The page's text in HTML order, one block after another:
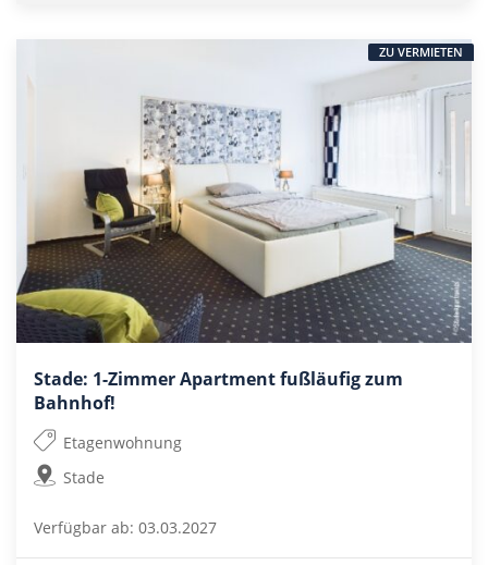
Stade: 1-Zimmer Apartment fußläufig zum
Bahnhof!
Etagenwohnung
Stade
Verfügbar ab: 03.03.2027
ZU VERMIETEN